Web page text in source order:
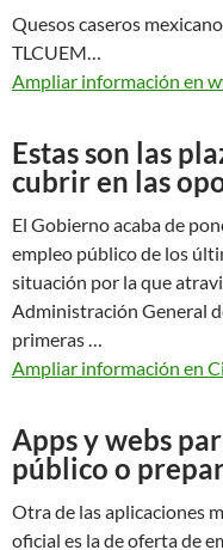
Quesos caseros
TLCUEM…
Ampliar información en
Estas son las
cubrir en las
El Gobierno acaba de
empleo público de los
situación por la que
Administración General
primeras …
Ampliar información en
Apps y webs
público o
Otra de las aplicaciones
oficial es la de oferta de